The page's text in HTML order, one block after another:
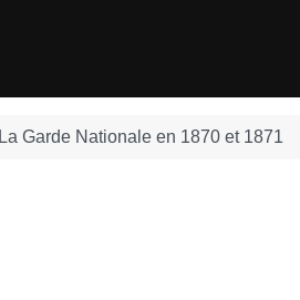
La Garde Nationale en 1870 et 1871